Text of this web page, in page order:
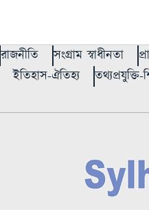
রাজনীতি সংগ্রাম স্বাধীনতা
ইতিহাস-ঐতিহ্য
তথ্যপ্রযুক্তি-